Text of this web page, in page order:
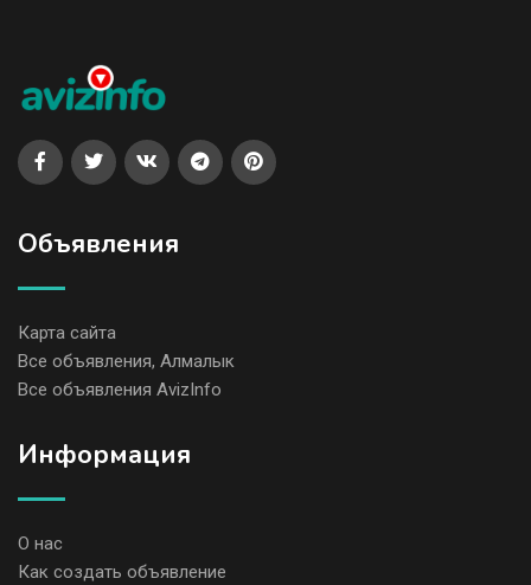
Объявления
Карта сайта
Все объявления, Алмалык
Все объявления AvizInfo
Информация
О нас
Как создать объявление